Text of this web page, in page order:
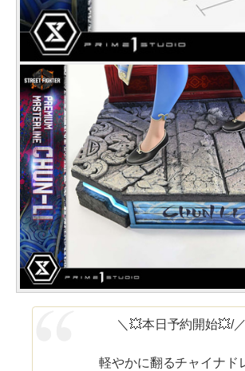
＼💥本日予約開始💥/／
軽やかに翻るチャイナド